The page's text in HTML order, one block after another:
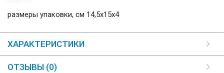
размеры упаковки, см 14,5х15х4
ХАРАКТЕРИСТИКИ
ОТЗЫВЫ (0)